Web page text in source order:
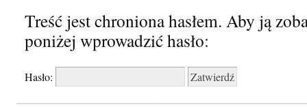
Treść jest chroniona hasłem. Aby ją
poniżej wprowadzić hasło:
Hasło: